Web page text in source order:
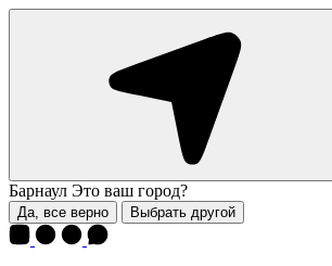
Барнаул Это ваш город?
Да, все верно Выбрать другой